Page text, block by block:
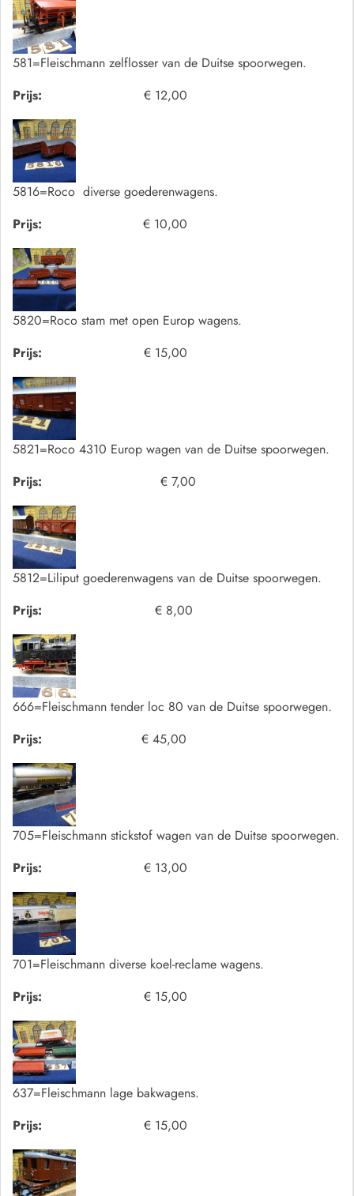
581=Fleischmann zelflosser van de Duitse spoorwegen.
Prijs:
€ 12,00
5816=Roco diverse goederenwagens.
Prijs:
€ 10,00
5820=Roco stam met open Europ wagens.
Prijs:
€ 15,00
5821=Roco 4310 Europ wagen van de Duitse spoorwegen.
Prijs:
€ 7,00
5812=Liliput goederenwagens van de Duitse spoorwegen.
Prijs:
€ 8,00
666=Fleischmann tender loc 80 van de Duitse spoorwegen.
Prijs:
€ 45,00
705=Fleischmann stickstof wagen van de Duitse spoorwegen.
Prijs:
€ 13,00
701=Fleischmann diverse koel-reclame wagens.
Prijs:
€ 15,00
637=Fleischmann lage bakwagens.
Prijs:
€ 15,00